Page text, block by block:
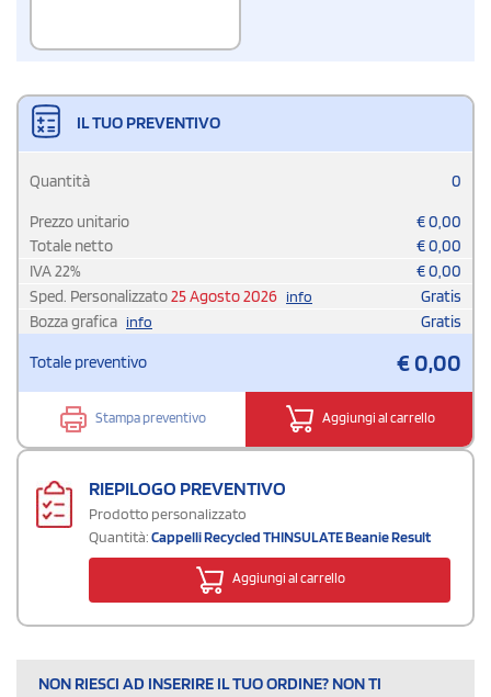
IL TUO PREVENTIVO
Quantità 0
Prezzo unitario €0,00
Totale netto
€0,00
IVA22% €0,00
Sped. Personalizzato25 Agosto 2026 info
Gratis
Bozza grafica info Gratis
Totale preventivo €0,00
Stampa preventivo Aggiungi al carrello
RIEPILOGO PREVENTIVO
Prodotto personalizzato
Quantità:Cappelli Recycled THINSULATE Beanie Result
Aggiungi al carrello
NON RIESCI AD INSERIRE IL TUO ORDINE? NON TI